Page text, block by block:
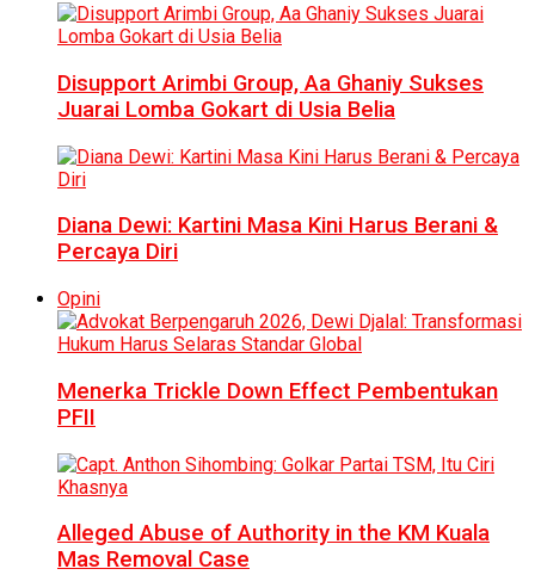
Disupport Arimbi Group, Aa Ghaniy Sukses
Juarai Lomba Gokart di Usia Belia
Diana Dewi: Kartini Masa Kini Harus Berani &
Percaya Diri
Opini
Menerka Trickle Down Effect Pembentukan
PFII
Alleged Abuse of Authority in the KM Kuala
Mas Removal Case